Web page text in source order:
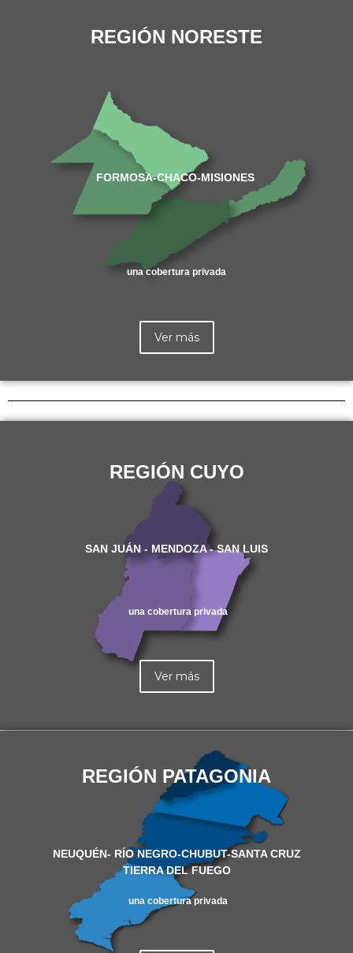
REGIÓN NORESTE
FORMOSA-CHACO-MISIONES
una cobertura privada
Ver más
REGIÓN CUYO
SAN JUÁN - MENDOZA - SAN LUIS
una cobertura privada
Ver más
REGIÓN PATAGONIA
NEUQUÉN- RÍO NEGRO-CHUBUT-SANTA CRUZ
TIERRA DEL FUEGO
una cobertura privada